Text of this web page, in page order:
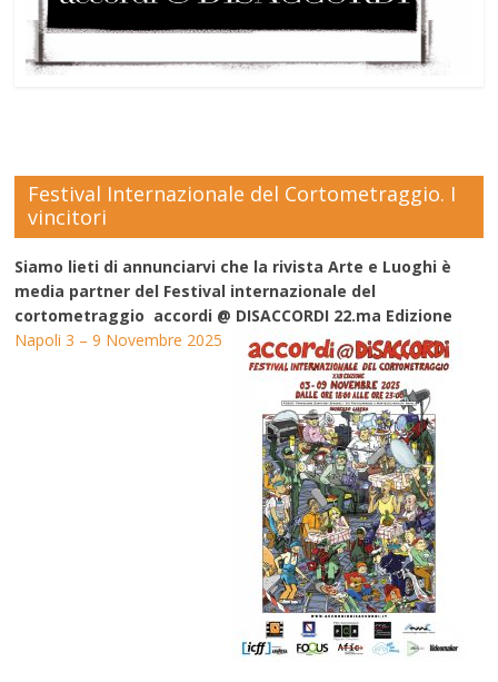
Festival Internazionale del Cortometraggio. I
vincitori
Siamo lieti di annunciarvi che la rivista Arte e Luoghi è
media partner del Festival internazionale del
cortometraggio accordi @ DISACCORDI 22.ma Edizione
Napoli 3 – 9 Novembre 2025